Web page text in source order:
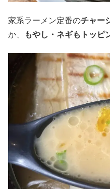
家系ラーメン定番のチャー
か、
もやし・ネギもトッピ